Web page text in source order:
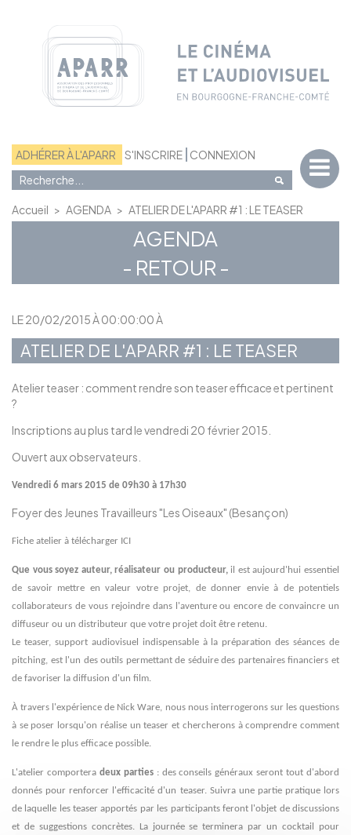
ADHÉRER À L'APARR S'INSCRIRE CONNEXION
Accueil > AGENDA > ATELIER DE L'APARR #1 : LE TEASER
AGENDA
- RETOUR -
LE 20/02/2015 À 00:00:00 À
ATELIER DE L'APARR #1 : LE TEASER
Atelier teaser : comment rendre son teaser efficace et pertinent
?
Inscriptions au plus tard le vendredi 20 février 2015.
Ouvert aux observateurs.
Vendredi 6 mars 2015 de 09h30 à 17h30
Foyer des Jeunes Travailleurs "Les Oiseaux" (Besançon)
Fiche atelier à télécharger ICI
Que vous soyez auteur, réalisateur ou producteur,il est aujourd'hui essentiel
de savoir mettre en valeur votre projet, de donner envie à de potentiels
collaborateurs de vous rejoindre dans l'aventure ou encore de convaincre un
diffuseur ou un distributeur que votre projet doit être retenu.
Le teaser, support audiovisuel indispensable à la préparation des séances de
pitching, est l'un des outils permettant de séduire des partenaires financiers et
de favoriser la diffusion d'un film.
À travers l'expérience de Nick Ware, nous nous interrogerons sur les questions
à se poser lorsqu'on réalise un teaser et chercherons à comprendre comment
le rendre le plus efficace possible.
L'atelier comportera deux parties: des conseils généraux seront tout d'abord
donnés pour renforcer l'efficacité d'un teaser. Suivra une partie pratique lors
de laquelle les teaser apportés par les participants feront l'objet de discussions
et de suggestions concrètes. La journée se terminera par un cocktail pour